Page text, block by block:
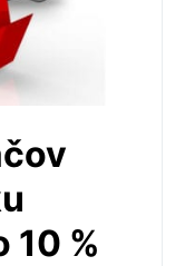
10 %